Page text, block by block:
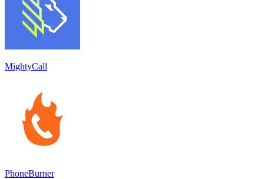
MightyCall
PhoneBurner